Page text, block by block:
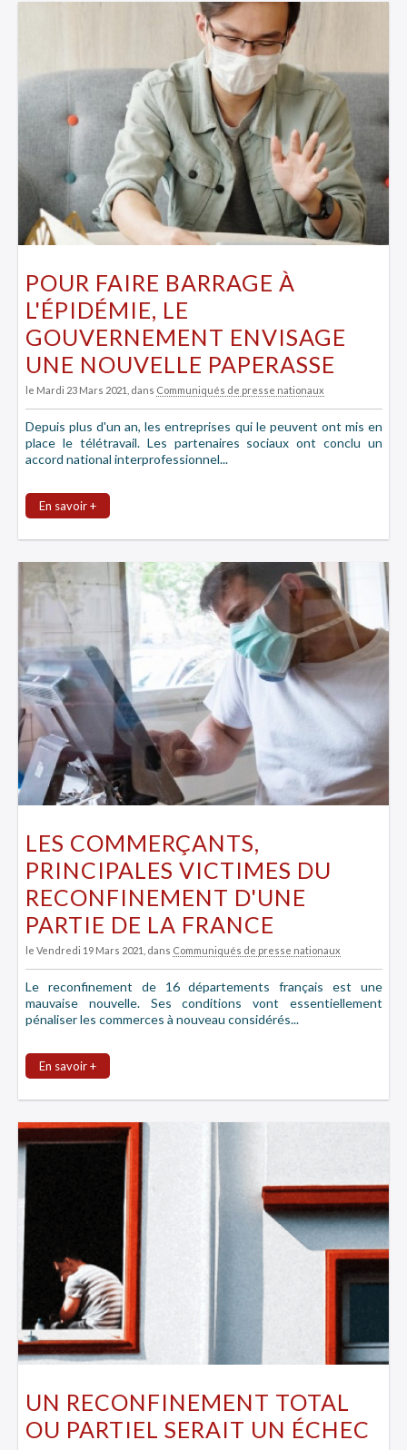
POUR FAIRE BARRAGE À
L'ÉPIDÉMIE, LE
GOUVERNEMENT ENVISAGE
UNE NOUVELLE PAPERASSE
le Mardi 23 Mars 2021 , dans Communiqués de presse nationaux
Depuis plus d'un an, les entreprises qui le peuvent ont mis en
place le télétravail. Les partenaires sociaux ont conclu un
accord national interprofessionnel...
En savoir +
LES COMMERÇANTS,
PRINCIPALES VICTIMES DU
RECONFINEMENT D'UNE
PARTIE DE LA FRANCE
le Vendredi 19 Mars 2021 , dans Communiqués de presse nationaux
Le reconfinement de 16 départements français est une
mauvaise nouvelle. Ses conditions vont essentiellement
pénaliser les commerces à nouveau considérés...
En savoir +
UN RECONFINEMENT TOTAL
OU PARTIEL SERAIT UN ÉCHEC